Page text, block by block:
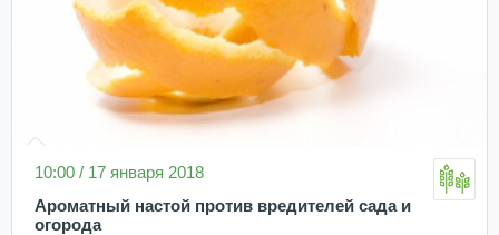
10:00 / 17 января 2018
Ароматный настой против вредителей сада и
огорода